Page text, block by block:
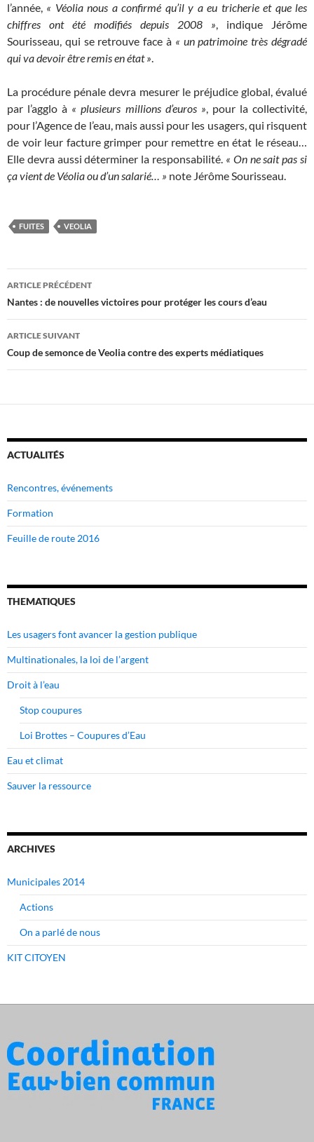
l’année, « Véolia nous a confirmé qu’il y a eu tricherie et que les
chiffres ont été modifiés depuis 2008 », indique Jérôme
Sourisseau, qui se retrouve face à « un patrimoine très dégradé
qui va devoir être remis en état ».
La procédure pénale devra mesurer le préjudice global, évalué
par l’agglo à « plusieurs millions d’euros », pour la collectivité,
pour l’Agence de l’eau, mais aussi pour les usagers, qui risquent
de voir leur facture grimper pour remettre en état le réseau…
Elle devra aussi déterminer la responsabilité. « On ne sait pas si
ça vient de Véolia ou d’un salarié… » note Jérôme Sourisseau.
FUITES VEOLIA
Navigation
des
articles
ARTICLE PRÉCÉDENT
Nantes : de nouvelles victoires pour protéger les cours d’eau
ARTICLE SUIVANT
Coup de semonce de Veolia contre des experts médiatiques
ACTUALITÉS
Rencontres, événements
Formation
Feuille de route 2016
THEMATIQUES
Les usagers font avancer la gestion publique
Multinationales, la loi de l’argent
Droit à l’eau
Stop coupures
Loi Brottes – Coupures d’Eau
Eau et climat
Sauver la ressource
ARCHIVES
Municipales 2014
Actions
On a parlé de nous
KIT CITOYEN